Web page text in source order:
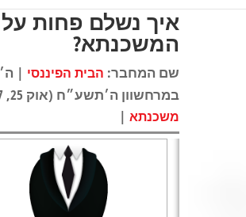
איך נשלם פחות על
המשכנתא?
שם המחבר: הבית הפיננסי | ה׳
במרחשוון ה׳תשע״ח (אוק 25, 2017) |
משכנתא |